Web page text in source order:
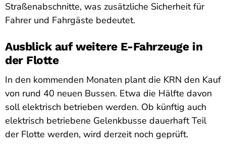
Straßenabschnitte, was zusätzliche Sicherheit für
Fahrer und Fahrgäste bedeutet.
Ausblick auf weitere E-Fahrzeuge in
der Flotte
In den kommenden Monaten plant die KRN den Kauf
von rund 40 neuen Bussen. Etwa die Hälfte davon
soll elektrisch betrieben werden. Ob künftig auch
elektrisch betriebene Gelenkbusse dauerhaft Teil
der Flotte werden, wird derzeit noch geprüft.